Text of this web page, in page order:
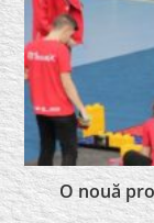
O nouă